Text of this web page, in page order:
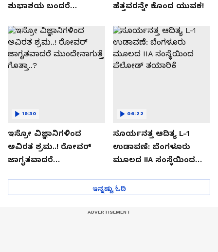
ಶುಭಾಶಯ ಬಂದರೆ
ಹೆತ್ತವರನ್ನೇ ಕೊಂದ ಯುವಕ!
ಇಸ್ರೋ ವಿಜ್ಞಾನಿಗಳಿಂದ
ಅವಿರತ ಶ್ರಮ..! ರೋವರ್
ಜಾಗೃತವಾದರೆ
19:30
ಸೂರ್ಯನತ್ತ ಆದಿತ್ಯ L-1
ಉಡಾವಣೆ: ಬೆಂಗಳೂರು
ಮೂಲದ IIA ಸಂಸ್ಥೆಯಿಂದ
06:22
ಇನ್ನಷ್ಟು ಓದಿ